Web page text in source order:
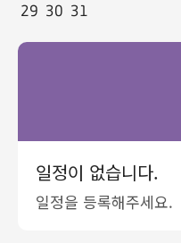
29 30 31
일정이 없습니다.
일정을 등록해주세요.